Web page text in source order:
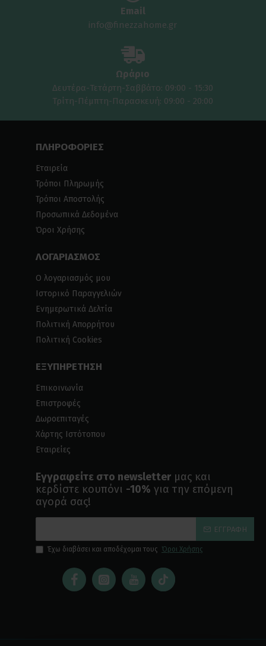
Email
info@finezzahome.gr
Ωράριο
Δευτέρα-Τετάρτη-Σαββάτο: 09:00 - 15:30
Τρίτη-Πέμπτη-Παρασκευή: 09:00 - 20:00
ΠΛΗΡΟΦΟΡΙΕΣ
Εταιρεία
Τρόποι Πληρωμής
Τρόποι Αποστολής
Προσωπικά Δεδομένα
Όροι Χρήσης
ΛΟΓΑΡΙΑΣΜΟΣ
Ο λογαριασμός μου
Ιστορικό Παραγγελιών
Ενημερωτικά Δελτία
Πολιτική Απορρήτου
Πολιτική Cookies
ΕΞΥΠΗΡΕΤΗΣΗ
Επικοινωνία
Επιστροφές
Δωροεπιταγές
Χάρτης Ιστότοπου
Εταιρείες
Εγγραφείτε στο newsletter μας και
κερδίστε κουπόνι -10% για την επόμενη
αγορά σας!
ΕΓΓΡΑΦΉ
Έχω διαβάσει και αποδέχομαι τους Όροι Χρήσης